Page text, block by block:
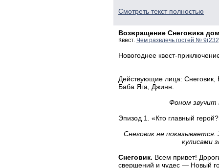
Смотреть текст полностью
Возвращение Снеговика
Квест. Чем развлечь гостей №
Новогоднее квест-
Действующие лица:
Баба Яга, Джинн.
Фоном звучит
Эпизод 1. «Кто главный
Снеговик не показывается.
кулисами
Снеговик. Всем привет!
свершений и чудес — Новый